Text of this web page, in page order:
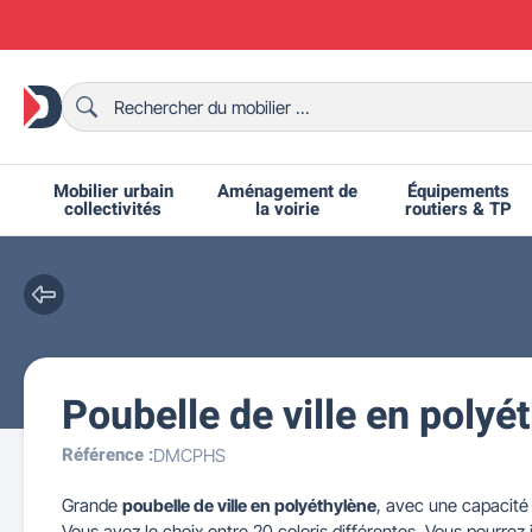
Mobilier urbain
collectivités
Bancs urbains
Aménagement de
la voirie
Bornes et potelets urbains
Équipements
routiers & TP
Ralentisseurs routiers
Grilles d'exposition
Fêtes et événements
Chaises de collectivité
Mobilier intérieur CHR
Chaises et bancs scolaires
Tables de ping-pong
Poubelle de ville en
Référence :DMCPHS
Grande poubelle de ville en polyéthylène, avec une